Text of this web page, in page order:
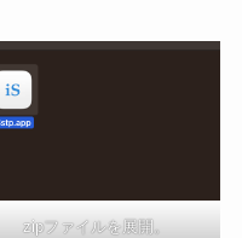
zipファイルを展開。